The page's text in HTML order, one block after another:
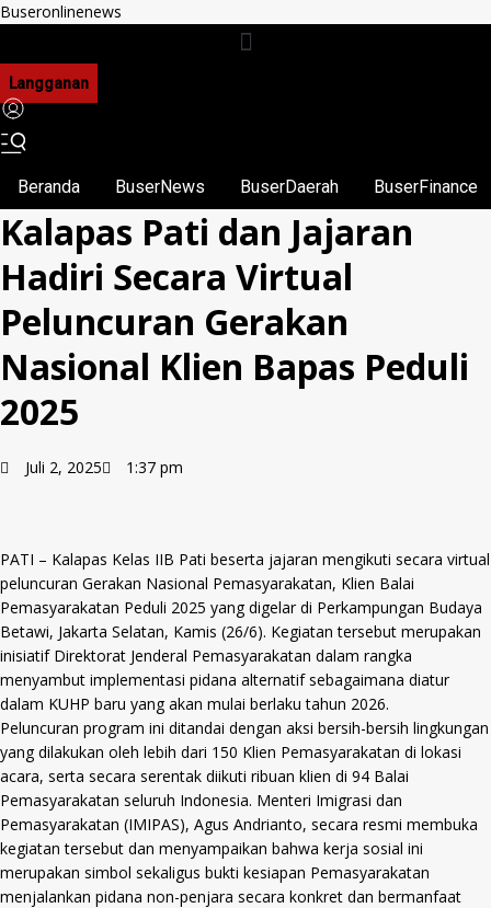
Buseronlinenews
Langganan
Beranda BuserNews BuserDaerah BuserFinance
Kalapas Pati dan Jajaran
Hadiri Secara Virtual
Peluncuran Gerakan
Nasional Klien Bapas Peduli
2025
Juli 2, 2025 1:37 pm
PATI – Kalapas Kelas IIB Pati beserta jajaran mengikuti secara virtual
peluncuran Gerakan Nasional Pemasyarakatan, Klien Balai
Pemasyarakatan Peduli 2025 yang digelar di Perkampungan Budaya
Betawi, Jakarta Selatan, Kamis (26/6). Kegiatan tersebut merupakan
inisiatif Direktorat Jenderal Pemasyarakatan dalam rangka
menyambut implementasi pidana alternatif sebagaimana diatur
dalam KUHP baru yang akan mulai berlaku tahun 2026.
Peluncuran program ini ditandai dengan aksi bersih-bersih lingkungan
yang dilakukan oleh lebih dari 150 Klien Pemasyarakatan di lokasi
acara, serta secara serentak diikuti ribuan klien di 94 Balai
Pemasyarakatan seluruh Indonesia. Menteri Imigrasi dan
Pemasyarakatan (IMIPAS), Agus Andrianto, secara resmi membuka
kegiatan tersebut dan menyampaikan bahwa kerja sosial ini
merupakan simbol sekaligus bukti kesiapan Pemasyarakatan
menjalankan pidana non-penjara secara konkret dan bermanfaat